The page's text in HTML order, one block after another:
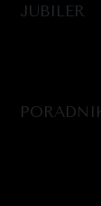
JUBILER